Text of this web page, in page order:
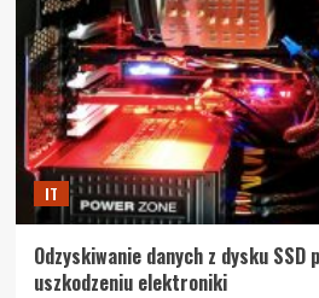
IT
Odzyskiwanie danych z dysku SSD
uszkodzeniu elektroniki